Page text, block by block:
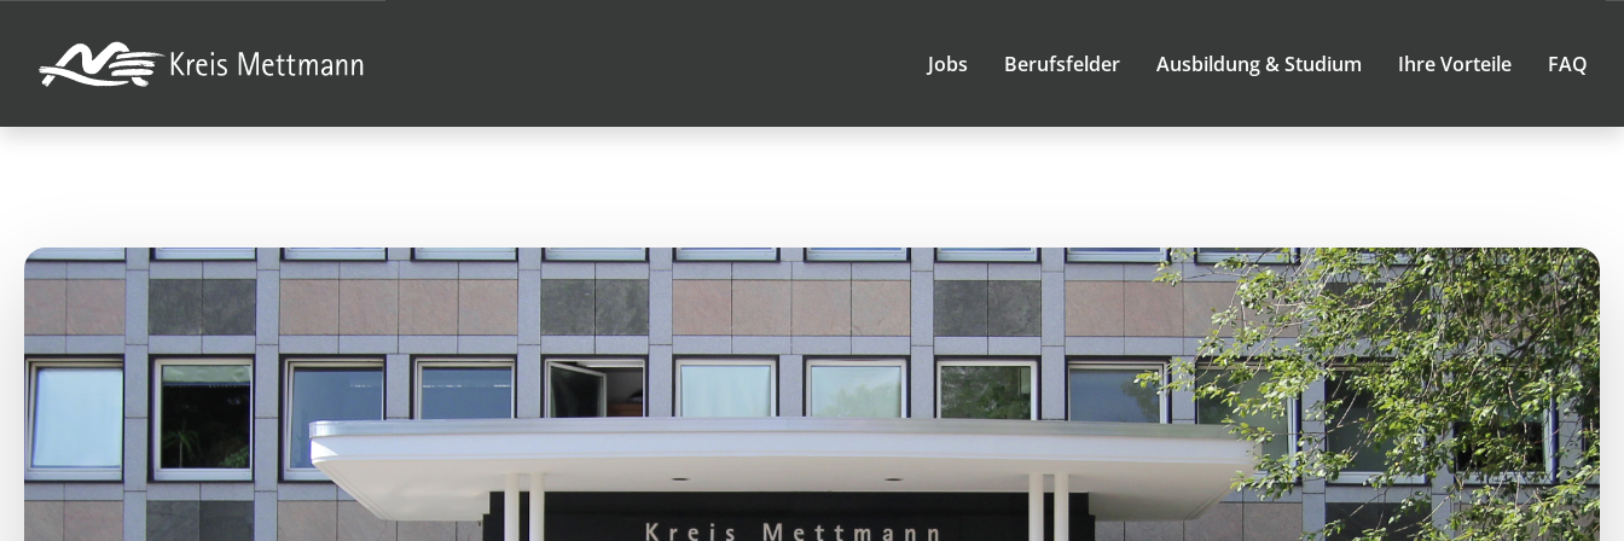
Jobs Berufsfelder Ausbildung & Studium Ihre Vorteile FAQ